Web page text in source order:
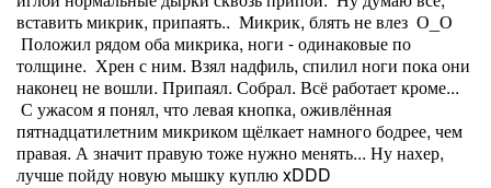
вставить микрик, припаять.. Микрик, блять не влез О_О
Положил рядом оба микрика, ноги - одинаковые по
толщине. Хрен с ним. Взял надфиль, спилил ноги пока они
наконец не вошли. Припаял. Собрал. Всё работает кроме...
С ужасом я понял, что левая кнопка, оживлённая
пятнадцатилетним микриком щёлкает намного бодрее, чем
правая. А значит правую тоже нужно менять... Ну нахер,
лучше пойду новую мышку куплю xDDD